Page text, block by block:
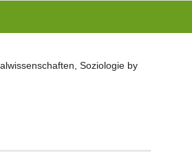
Soziologie by